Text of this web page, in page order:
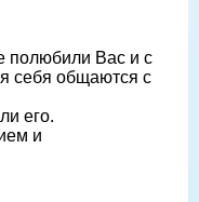
полюбили Вас и с
себя общаются с
его.
и